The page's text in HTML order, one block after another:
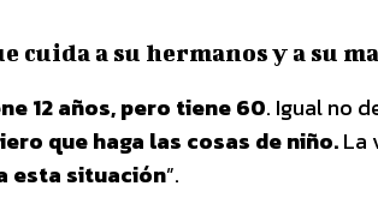
cuida a su hermanos y a su
12 años, pero tiene 60. Igual no
que haga las cosas de niño.La
esta situación”.